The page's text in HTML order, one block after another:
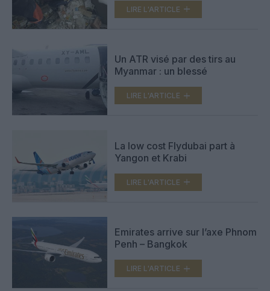
Mandalay
LIRE L'ARTICLE
Un ATR visé par des tirs au
Myanmar : un blessé
LIRE L'ARTICLE
La low cost Flydubai part à
Yangon et Krabi
LIRE L'ARTICLE
Emirates arrive sur l’axe Phnom
Penh – Bangkok
LIRE L'ARTICLE